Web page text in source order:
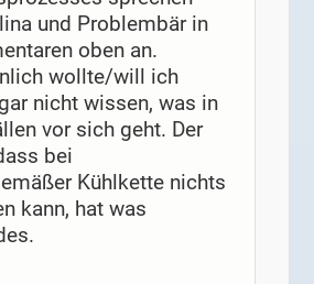
und Problembär in
oben an.
wollte/will ich
nicht wissen, was in
vor sich geht. Der
bei
Kühlkette nichts
kann, hat was